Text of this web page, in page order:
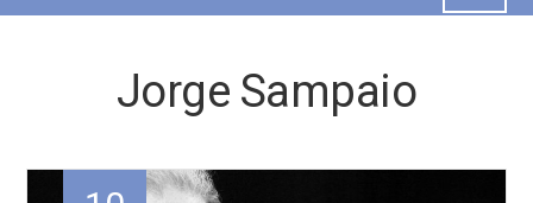
Jorge Sampaio